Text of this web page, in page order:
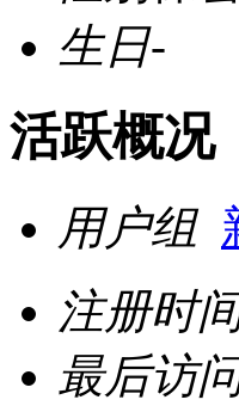
生日-
活跃概况
用户组
注册时
最后访